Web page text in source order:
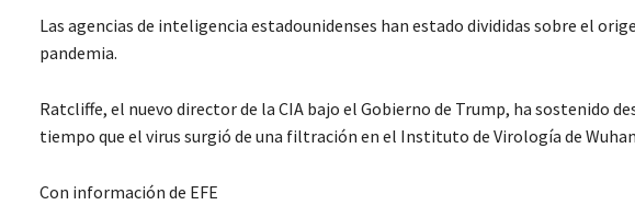
Las agencias de inteligencia estadounidenses han estado divididas sobre el
pandemia.
Ratcliffe, el nuevo director de la CIA bajo el Gobierno de Trump, ha sostenido
tiempo que el virus surgió de una filtración en el Instituto de Virología de
Con información de EFE